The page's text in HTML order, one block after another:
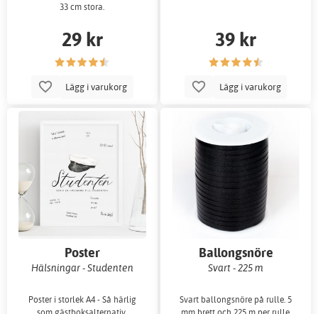
33 cm stora.
29 kr
Lägg i varukorg
39 kr
Lägg i varukorg
Poster
Hälsningar - Studenten
Poster i storlek A4 - Så härlig
Ballongsnöre
Svart - 225 m
Svart ballongsnöre på rulle. 5